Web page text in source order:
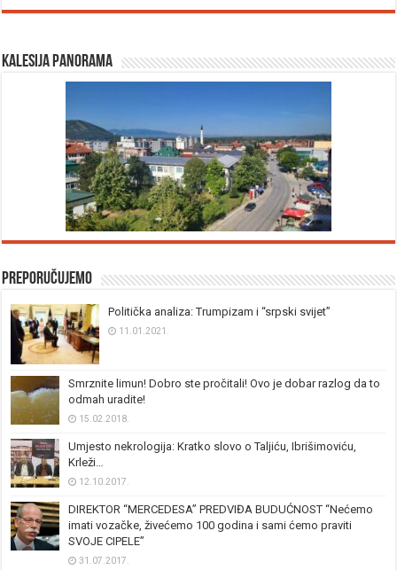
Kalesija panorama
Preporučujemo
Politička analiza: Trumpizam i “srpski svijet”
11.01.2021.
Smrznite limun! Dobro ste pročitali! Ovo je dobar razlog da to
odmah uradite!
15.02.2018.
Umjesto nekrologija: Kratko slovo o Taljiću, Ibrišimoviću,
Krleži…
12.10.2017.
DIREKTOR “MERCEDESA” PREDVIĐA BUDUĆNOST “Nećemo
imati vozačke, živećemo 100 godina i sami ćemo praviti
SVOJE CIPELE”
31.07.2017.